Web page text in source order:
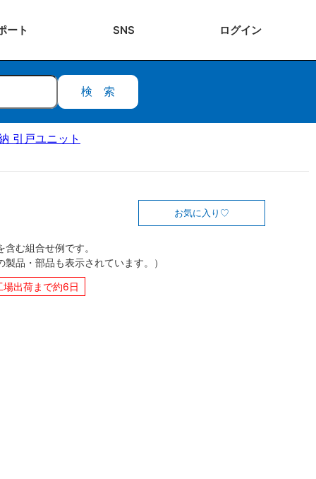
ート SNS ログイン
検索
引戸ユニット
お気に入り
む組合せ例です。
製品・部品も表示されています。）
場出荷まで約6日